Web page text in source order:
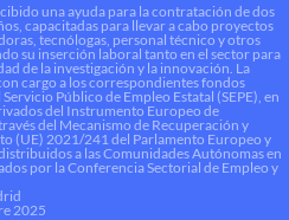
una ayuda para la contratación de dos
capacitadas para llevar a cabo proyectos
tecnólogas, personal técnico y otros
su inserción laboral tanto en el sector para
de la investigación y la innovación. La
cargo a los correspondientes fondos
Público de Empleo Estatal (SEPE), en
del Instrumento Europeo de
del Mecanismo de Recuperación y
(UE) 2021/241 del Parlamento Europeo y
a las Comunidades Autónomas en
por la Conferencia Sectorial de Empleo y
2025